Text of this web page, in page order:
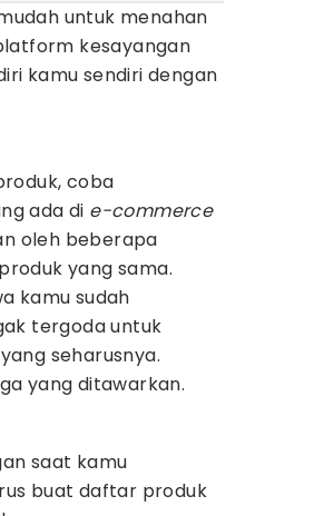
untuk menahan
kesayangan
kamu sendiri dengan
coba
ada di e-commerce
oleh beberapa
yang sama.
kamu sudah
tergoda untuk
seharusnya.
yang ditawarkan.
saat kamu
buat daftar produk